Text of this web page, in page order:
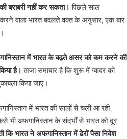
बराबरी नहीं कर सकता।पिछले साल
वाला भारत बदलते वक्त के अनुसार, एक बार
में भारत के बढ़ते असर को कम करने की
है।ताजा समाचार है कि शुरू में ग्वादर को
किया जाए।
में भारत की सालों से चली आ रही
भी अफगानिस्तान के संदर्भों से भारत को दूर
कि भारत ने अफगानिस्तान में ढेरों पैसा निवेश